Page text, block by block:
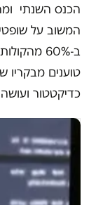
הכנס השנתי
המשוב על
ב-60%
טוענים
כדיקטטור